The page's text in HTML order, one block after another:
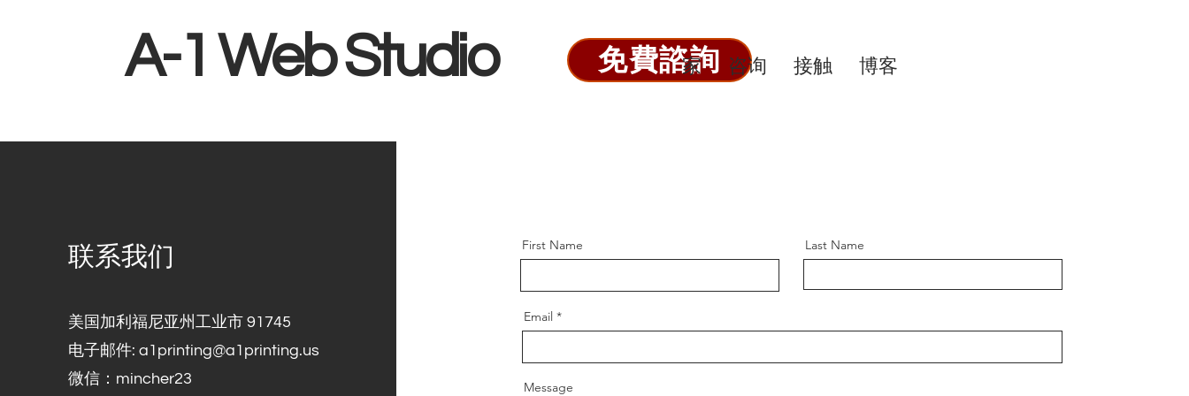
A-1 Web Studio 免費諮詢
家 咨询 接触 博客
联系我们
美国加利福尼亚州工业市 91745
电子邮件: a1printing@a1printing.us
微信：mincher23
First Name Last Name
Email
Message